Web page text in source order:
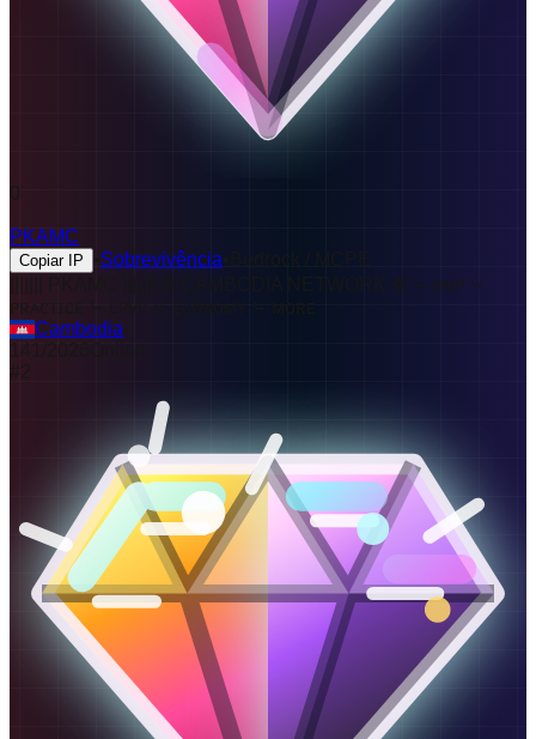
0
PKAMC
Copiar IP Sobrevivência
Bedrock / MCPE
||||||| PKAMC ||||||| ❁ CAMBODIA NETWORK ❁ ⤷ ѕᴍᴘ ⤷
ᴘʀᴀᴄᴛɪᴄᴇ ⤷ ᴄᴘᴠᴘ ⤷ ᴇᴄᴏɴᴏᴍʏ ⤷ ᴍᴏʀᴇ
Cambodia
141 /
#